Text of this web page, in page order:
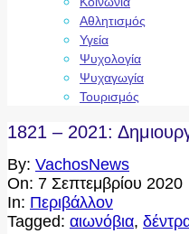
Αθλητισμός
Υγεία
Ψυχολογία
Ψυχαγωγία
Τουρισμός
1821 – 2021:
By: VachosNews
On: 7 Σεπτεμβρίου 2020
In: Περιβάλλον
Tagged: αιωνόβια,